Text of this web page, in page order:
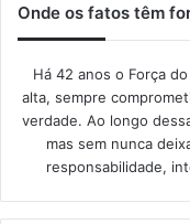
Onde os fatos têm
Há 42 anos o Força
alta, sempre
verdade. Ao longo
mas sem nunca
responsabilidade,